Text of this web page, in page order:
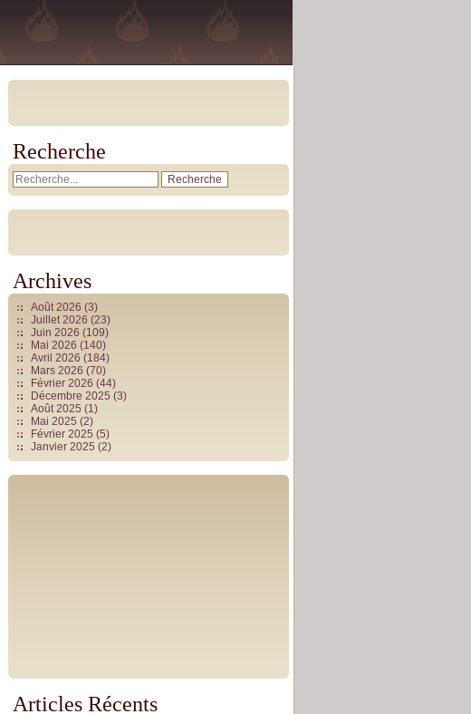
Recherche
Archives
Août 2026 (3)
Juillet 2026 (23)
Juin 2026 (109)
Mai 2026 (140)
Avril 2026 (184)
Mars 2026 (70)
Février 2026 (44)
Décembre 2025 (3)
Août 2025 (1)
Mai 2025 (2)
Février 2025 (5)
Janvier 2025 (2)
Articles Récents